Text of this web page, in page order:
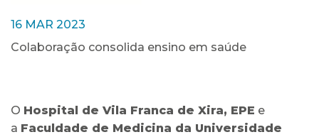
16 MAR 2023
Colaboração consolida ensino em saúde
O Hospital de Vila Franca de Xira, EPE e
a Faculdade de Medicina da Universidade